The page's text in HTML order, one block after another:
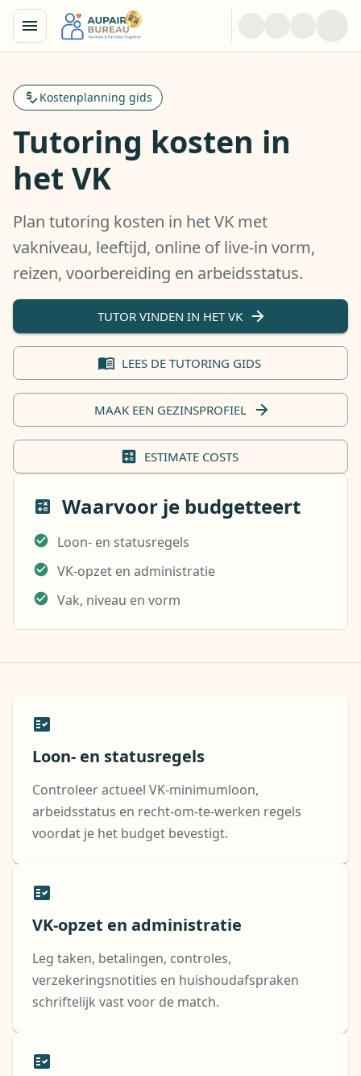
Kostenplanning gids
Tutoring kosten in
het VK
Plan tutoring kosten in het VK met
vakniveau, leeftijd, online of live-in vorm,
reizen, voorbereiding en arbeidsstatus.
TUTOR VINDEN IN HET VK
LEES DE TUTORING GIDS
MAAK EEN GEZINSPROFIEL
ESTIMATE COSTS
Waarvoor je budgetteert
Loon- en statusregels
VK-opzet en administratie
Vak, niveau en vorm
Loon- en statusregels
Controleer actueel VK-minimumloon,
arbeidsstatus en recht-om-te-werken regels
voordat je het budget bevestigt.
VK-opzet en administratie
Leg taken, betalingen, controles,
verzekeringsnotities en huishoudafspraken
schriftelijk vast voor de match.